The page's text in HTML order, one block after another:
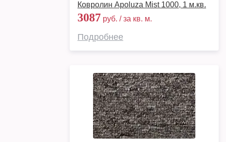
Ковролин Apoluza Mist 1000, 1 м.кв.
3087 руб. / за кв. м.
Подробнее